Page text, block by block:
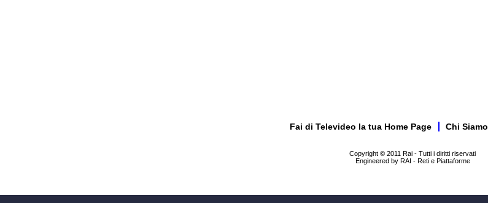
Fai di Televideo la tua Home Page Chi Siamo
Copyright © 2011 Rai - Tutti i diritti riservati
Engineered by RAI - Reti e Piattaforme